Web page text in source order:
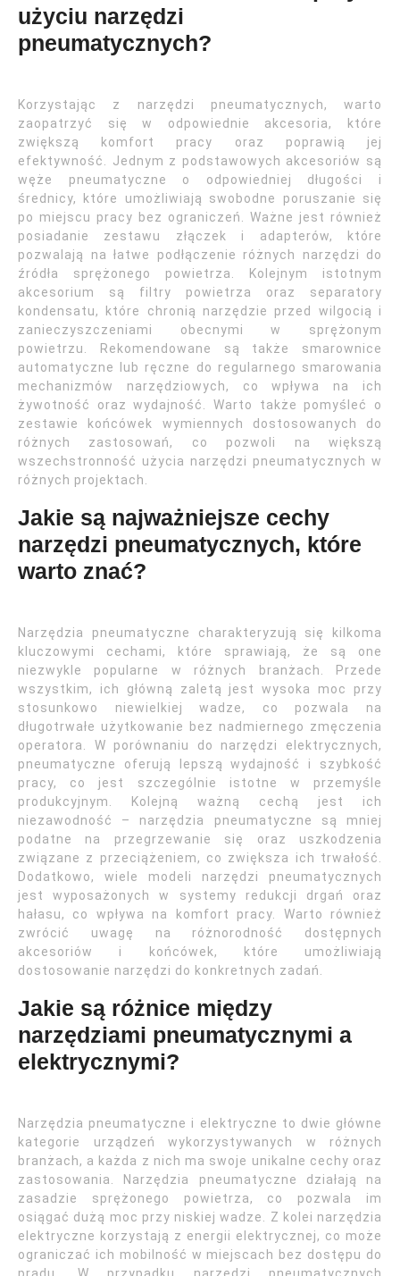
użyciu narzędzi
pneumatycznych?
Korzystając z narzędzi pneumatycznych, warto
zaopatrzyć się w odpowiednie akcesoria, które
zwiększą komfort pracy oraz poprawią jej
efektywność. Jednym z podstawowych akcesoriów są
węże pneumatyczne o odpowiedniej długości i
średnicy, które umożliwiają swobodne poruszanie się
po miejscu pracy bez ograniczeń. Ważne jest również
posiadanie zestawu złączek i adapterów, które
pozwalają na łatwe podłączenie różnych narzędzi do
źródła sprężonego powietrza. Kolejnym istotnym
akcesorium są filtry powietrza oraz separatory
kondensatu, które chronią narzędzie przed wilgocią i
zanieczyszczeniami obecnymi w sprężonym
powietrzu. Rekomendowane są także smarownice
automatyczne lub ręczne do regularnego smarowania
mechanizmów narzędziowych, co wpływa na ich
żywotność oraz wydajność. Warto także pomyśleć o
zestawie końcówek wymiennych dostosowanych do
różnych zastosowań, co pozwoli na większą
wszechstronność użycia narzędzi pneumatycznych w
różnych projektach.
Jakie są najważniejsze cechy
narzędzi pneumatycznych, które
warto znać?
Narzędzia pneumatyczne charakteryzują się kilkoma
kluczowymi cechami, które sprawiają, że są one
niezwykle popularne w różnych branżach. Przede
wszystkim, ich główną zaletą jest wysoka moc przy
stosunkowo niewielkiej wadze, co pozwala na
długotrwałe użytkowanie bez nadmiernego zmęczenia
operatora. W porównaniu do narzędzi elektrycznych,
pneumatyczne oferują lepszą wydajność i szybkość
pracy, co jest szczególnie istotne w przemyśle
produkcyjnym. Kolejną ważną cechą jest ich
niezawodność – narzędzia pneumatyczne są mniej
podatne na przegrzewanie się oraz uszkodzenia
związane z przeciążeniem, co zwiększa ich trwałość.
Dodatkowo, wiele modeli narzędzi pneumatycznych
jest wyposażonych w systemy redukcji drgań oraz
hałasu, co wpływa na komfort pracy. Warto również
zwrócić uwagę na różnorodność dostępnych
akcesoriów i końcówek, które umożliwiają
dostosowanie narzędzi do konkretnych zadań.
Jakie są różnice między
narzędziami pneumatycznymi a
elektrycznymi?
Narzędzia pneumatyczne i elektryczne to dwie główne
kategorie urządzeń wykorzystywanych w różnych
branżach, a każda z nich ma swoje unikalne cechy oraz
zastosowania. Narzędzia pneumatyczne działają na
zasadzie sprężonego powietrza, co pozwala im
osiągać dużą moc przy niskiej wadze. Z kolei narzędzia
elektryczne korzystają z energii elektrycznej, co może
ograniczać ich mobilność w miejscach bez dostępu do